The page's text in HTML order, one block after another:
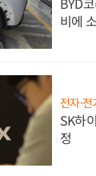
비에
전자·
SK하
정